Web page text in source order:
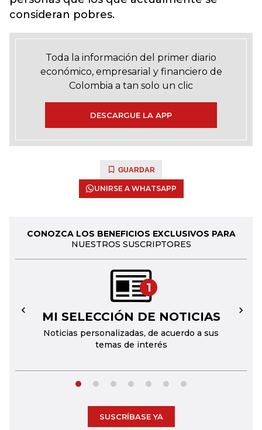
consideran pobres.
Toda la información del primer diario
económico, empresarial y financiero de
Colombia a tan solo un clic
DESCARGUE LA APP
GUARDAR
UNIRSE A WHATSAPP
CONOZCA LOS BENEFICIOS EXCLUSIVOS PARA
NUESTROS SUSCRIPTORES
1
MI SELECCIÓN DE NOTICIAS
Noticias personalizadas, de acuerdo a sus
temas de interés
← →
SUSCRÍBASE YA